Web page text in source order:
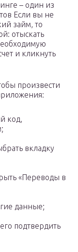
– один из
Если вы не
займ, то
отыскать
и кликнуть
произвести
код,
вкладку
«Переводы в
данные;
подтвердить